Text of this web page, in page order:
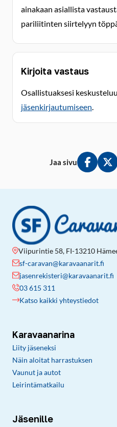
ainakaan asiallista
pariliitinten siirtelyyn
Kirjoita vastaus
Osallistuaksesi
jäsenkirjautumiseen.
Jaa sivu
Jaa
Viipurintie 58, FI-13210
sf-caravan@karavaanarit.fi
jasenrekisteri@karavaanarit.fi
03 615 311
Katso kaikki yhteystiedot
Karavaanarina
Liity jäseneksi
Näin aloitat harrastuksen
Vaunut ja autot
Leirintämatkailu
Jäsenille